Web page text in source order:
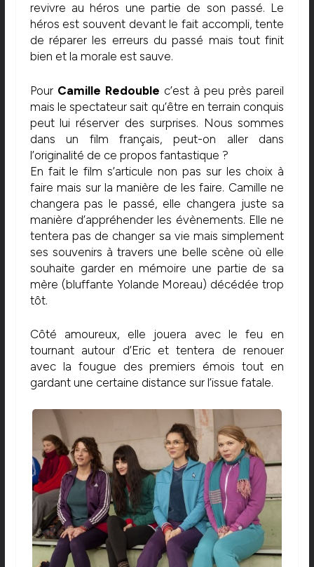
revivre au héros une partie de son passé. Le
héros est souvent devant le fait accompli, tente
de réparer les erreurs du passé mais tout finit
bien et la morale est sauve.
Pour Camille Redouble c’est à peu près pareil
mais le spectateur sait qu’être en terrain conquis
peut lui réserver des surprises. Nous sommes
dans un film français, peut-on aller dans
l’originalité de ce propos fantastique ?
En fait le film s’articule non pas sur les choix à
faire mais sur la manière de les faire. Camille ne
changera pas le passé, elle changera juste sa
manière d’appréhender les évènements. Elle ne
tentera pas de changer sa vie mais simplement
ses souvenirs à travers une belle scène où elle
souhaite garder en mémoire une partie de sa
mère (bluffante Yolande Moreau) décédée trop
tôt.
Côté amoureux, elle jouera avec le feu en
tournant autour d’Eric et tentera de renouer
avec la fougue des premiers émois tout en
gardant une certaine distance sur l’issue fatale.